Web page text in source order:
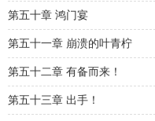
第五十章 鸿门宴
第五十一章 崩溃的叶青柠
第五十二章 有备而来！
第五十三章 出手！